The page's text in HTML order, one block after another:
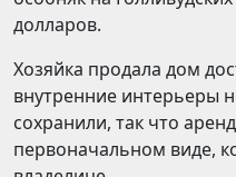
долларов.
Хозяйка продала дом
внутренние интерьеры
сохранили, так что
первоначальном виде,